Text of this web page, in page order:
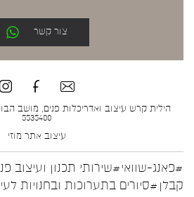
צור קשר
5535400
עיצוב אתר מוזי
#פאנג-שוואי#שירותי תכנון ועיצוב
קבלן #סיורים בתערוכות ובחנויות